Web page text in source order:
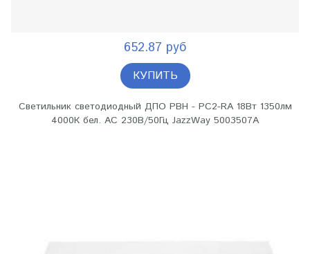
652.87 руб
КУПИТЬ
Светильник светодиодный ДПО PBH - PC2-RA 18Вт 1350лм
4000К бел. AC 230В/50Гц JazzWay 5003507A